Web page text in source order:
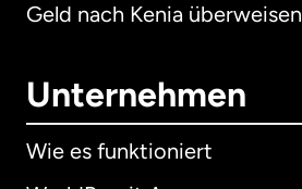
Geld nach Kenia überweisen
Unternehmen
Wie es funktioniert